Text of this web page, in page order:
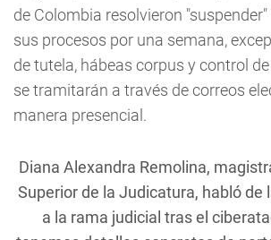
de Colombia resolvieron
sus procesos por una semana,
de tutela, hábeas corpus y control
se tramitarán a través de correos
manera presencial.
Diana Alexandra Remolina,
Superior de la Judicatura, habló de
a la rama judicial tras el